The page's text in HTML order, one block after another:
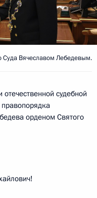
Суда Вячеславом Лебедевым.
судебной
орденом Святого